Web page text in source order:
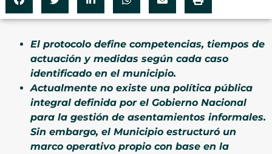
El protocolo define competencias, tiempos de
actuación y medidas según cada caso
identificado en el municipio.
Actualmente no existe una política pública
integral definida por el Gobierno Nacional
para la gestión de asentamientos informales.
Sin embargo, el Municipio estructuró un
marco operativo propio con base en la